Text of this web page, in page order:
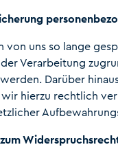
von uns so lange
Verarbeitung
Darüber
hierzu rechtlich